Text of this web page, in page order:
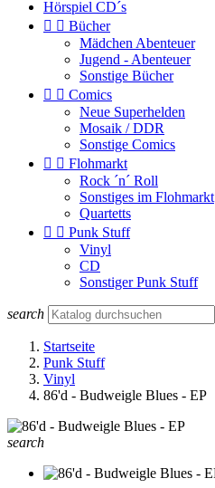
Hörspiel CD´s
  Bücher
Mädchen Abenteuer
Jugend - Abenteuer
Sonstige Bücher
  Comics
Neue Superhelden
Mosaik / DDR
Sonstige Comics
  Flohmarkt
Rock ´n´ Roll
Sonstiges im Flohmarkt
Quartetts
  Punk Stuff
Vinyl
CD
Sonstiger Punk Stuff
search
Startseite
Punk Stuff
Vinyl
86'd - Budweigle Blues - EP
search